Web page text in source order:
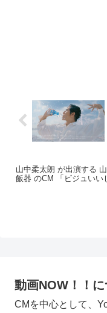
山中柔太朗 が出演する
飯器 のCM 「ビジュいい
動画NOW！！
CMを中心として、